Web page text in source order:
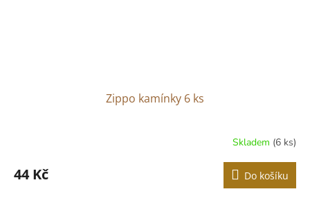
Zippo kamínky 6 ks
Skladem (6 ks)
44 Kč Do košíku